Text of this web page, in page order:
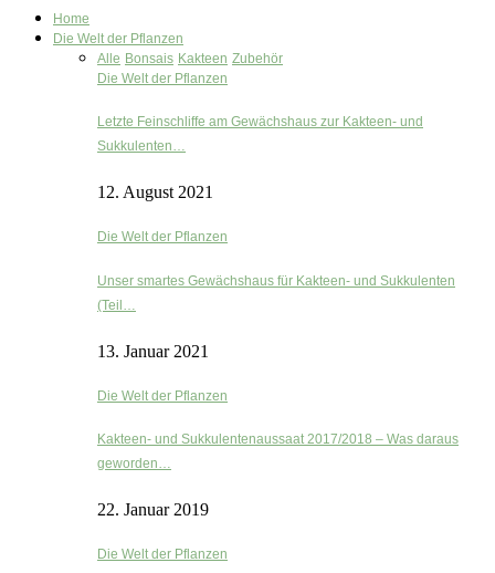
Home
Die Welt der Pflanzen
Alle Bonsais Kakteen Zubehör
Die Welt der Pflanzen
Letzte Feinschliffe am Gewächshaus zur Kakteen- und
Sukkulenten…
12. August 2021
Die Welt der Pflanzen
Unser smartes Gewächshaus für Kakteen- und Sukkulenten
(Teil…
13. Januar 2021
Die Welt der Pflanzen
Kakteen- und Sukkulentenaussaat 2017/2018 – Was daraus
geworden…
22. Januar 2019
Die Welt der Pflanzen